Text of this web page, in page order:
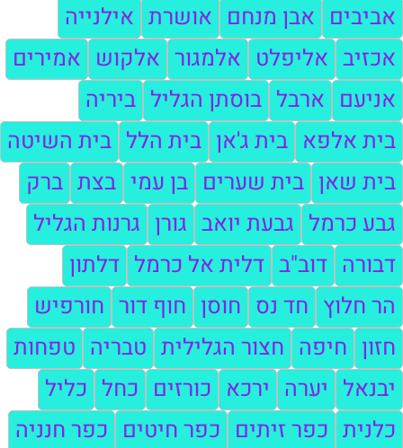
אביבים אבן מנחם אושרת אילנייה
אכזיב אליפלט אלמגור אלקוש אמירים
אניעם ארבל בוסתן הגליל ביריה
בית אלפא בית ג'אן בית הלל בית השיטה
בית שאן בית שערים בן עמי בצת ברק
גבע כרמל גבעת יואב גורן גרנות הגליל
דבורה דוב"ב דלית אל כרמל דלתון
הר חלוץ חד נס חוסן חוף דור חורפיש
חזון חיפה חצור הגלילית טבריה טפחות
יבנאל יערה ירכא כורזים כחל כליל
כלנית כפר זיתים כפר חיטים כפר חנניה